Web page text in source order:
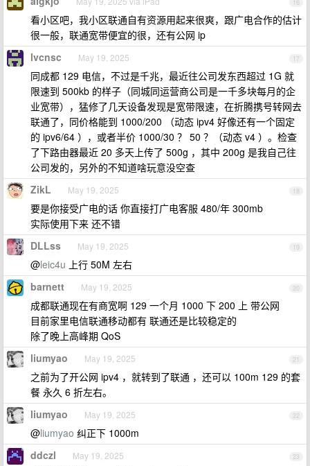
16
看小区吧，我小区联通自有资源用起来很爽，跟广电合作的估计
很一般，联通宽带便宜的很，还有公网 ip
17
lvcnsc May 19, 2025
同成都 129 电信，不过是千兆，最近往公司发东西超过 1G 就
限速到 500kb 的样子（同城同运营商公司是一千多块每月的企
业宽带），猛修了几天设备发现是宽带限速，在折腾携号转网去
联通了，同价格能到 1000/200 （动态 ipv4 好像还有一个固定
的 ipv6/64 ），或者半价 1000/30 ？ 50 ？（动态 v4 ）。检查
了下路由器最近 20 多天上传了 500g ，其中 200g 是我自己往
公司发的，另外的不知道啥玩意没空查
18
ZikL May 19, 2025
要是你接受广电的话 你直接打广电客服 480/年 300mb
实际使用下来 还不错
19
DLLss May 19, 2025
@leic4u 上行 50M 左右
20
barnett May 19, 2025
成都联通现在有商宽啊 129 一个月 1000 下 200 上 带公网
目前家里电信联通移动都有 联通还是比较稳定的
除了晚上高峰期 QoS
21
liumyao May 19, 2025
之前为了开公网 ipv4 ，就转到了联通 ，还可以 100m 129 的套
餐 永久 6 折左右。
22
liumyao May 19, 2025
@liumyao 纠正下 1000m
23
ddczl May 19, 2025